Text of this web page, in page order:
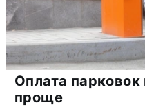
Оплата
проще